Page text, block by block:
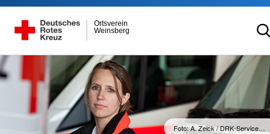
Weinsberg
Ortsverein
Foto: A. Zelck / DRK-Service…